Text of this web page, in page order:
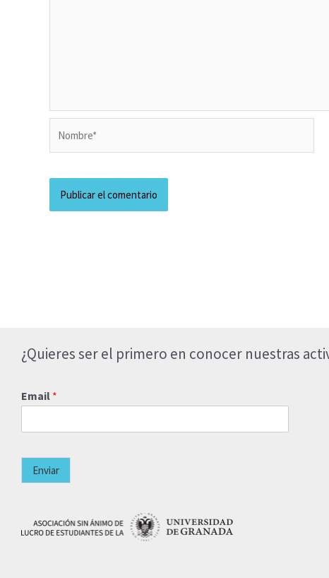
¿Quieres ser el primero en conocer nuestras
Email *
Enviar